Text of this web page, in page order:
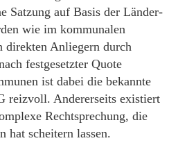
Satzung auf Basis der Länder-
wie im kommunalen
direkten Anliegern durch
festgesetzter Quote
ist dabei die bekannte
reizvoll. Andererseits existiert
Rechtsprechung, die
hat scheitern lassen.